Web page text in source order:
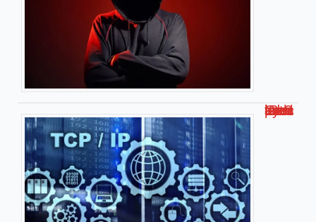
Comment localiser une adresse IP avec python ?